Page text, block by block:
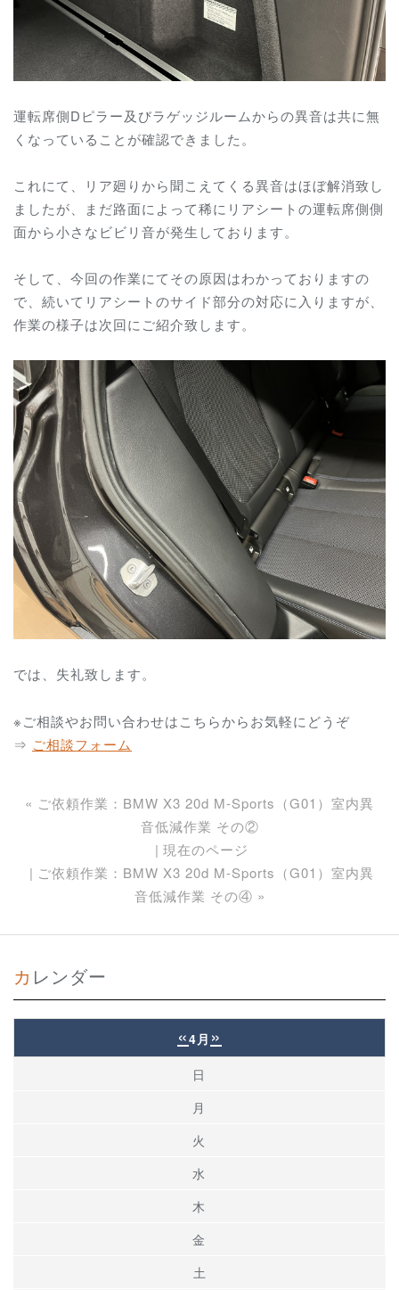
運転席側Dピラー及びラゲッジルームからの異音は共に無
くなっていることが確認できました。
これにて、リア廻りから聞こえてくる異音はほぼ解消致し
ましたが、まだ路面によって稀にリアシートの運転席側側
面から小さなビビリ音が発生しております。
そして、今回の作業にてその原因はわかっておりますの
で、続いてリアシートのサイド部分の対応に入りますが、
作業の様子は次回にご紹介致します。
では、失礼致します。
※ご相談やお問い合わせはこちらからお気軽にどうぞ
⇒ ご相談フォーム
« ご依頼作業：BMW X3 20d M-Sports（G01）室内異
音低減作業 その②
現在のページ
ご依頼作業：BMW X3 20d M-Sports（G01）室内異
音低減作業 その④ »
カレンダー
«4月 »
日
月
火
水
木
金
土